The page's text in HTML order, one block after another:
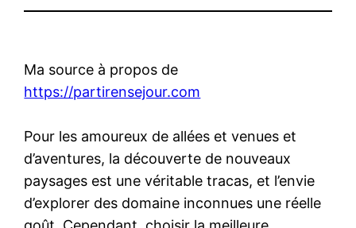
Ma source à propos de
https://partirensejour.com
Pour les amoureux de allées et venues et
d’aventures, la découverte de nouveaux
paysages est une véritable tracas, et l’envie
d’explorer des domaine inconnues une réelle